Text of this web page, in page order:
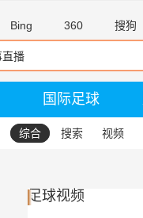
Bing 360 搜狗
国际足球
综合 搜索 视频
足球视频